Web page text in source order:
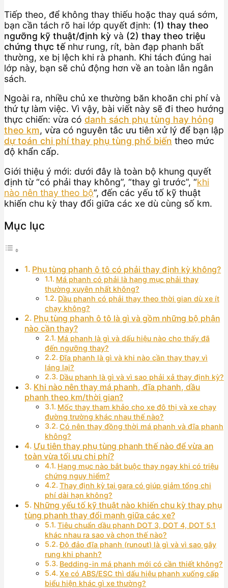
Tiếp theo, để không thay thiếu hoặc thay quá sớm,
bạn cần tách rõ hai lớp quyết định: (1) thay theo
ngưỡng kỹ thuật/định kỳ và (2) thay theo triệu
chứng thực tếnhư rung, rít, bàn đạp phanh bất
thường, xe bị lệch khi rà phanh. Khi tách đúng hai
lớp này, bạn sẽ chủ động hơn về an toàn lẫn ngân
sách.
Ngoài ra, nhiều chủ xe thường băn khoăn chi phí và
thứ tự làm việc. Vì vậy, bài viết này sẽ đi theo hướng
thực chiến: vừa có danh sách phụ tùng hay hỏng
theo km, vừa có nguyên tắc ưu tiên xử lý để bạn lập
dự toán chi phí thay phụ tùng phổ biến theo mức
độ khẩn cấp.
Giới thiệu ý mới: dưới đây là toàn bộ khung quyết
định từ “có phải thay không”, “thay gì trước”, “khi
nào nên thay theo bộ”, đến các yếu tố kỹ thuật
khiến chu kỳ thay đổi giữa các xe dù cùng số km.
Mục lục
Phụ tùng phanh ô tô có phải thay định kỳ không?
Má phanh có phải là hạng mục phải thay
thường xuyên nhất không?
Dầu phanh có phải thay theo thời gian dù xe ít
chạy không?
Phụ tùng phanh ô tô là gì và gồm những bộ phận
nào cần thay?
Má phanh là gì và dấu hiệu nào cho thấy đã
đến ngưỡng thay?
Đĩa phanh là gì và khi nào cần thay thay vì
láng lại?
Dầu phanh là gì và vì sao phải xả thay định kỳ?
Khi nào nên thay má phanh, đĩa phanh, dầu
phanh theo km/thời gian?
Mốc thay tham khảo cho xe đô thị và xe chạy
đường trường khác nhau thế nào?
Có nên thay đồng thời má phanh và đĩa phanh
không?
Ưu tiên thay phụ tùng phanh thế nào để vừa an
toàn vừa tối ưu chi phí?
Hạng mục nào bắt buộc thay ngay khi có triệu
chứng nguy hiểm?
Thay định kỳ tại gara có giúp giảm tổng chi
phí dài hạn không?
Những yếu tố kỹ thuật nào khiến chu kỳ thay phụ
tùng phanh thay đổi mạnh giữa các xe?
Tiêu chuẩn dầu phanh DOT 3, DOT 4, DOT 5.1
khác nhau ra sao và chọn thế nào?
Độ đảo đĩa phanh (runout) là gì và vì sao gây
rung khi phanh?
Bedding-in má phanh mới có cần thiết không?
Xe có ABS/ESC thì dấu hiệu phanh xuống cấp
biểu hiện khác gì xe thường?